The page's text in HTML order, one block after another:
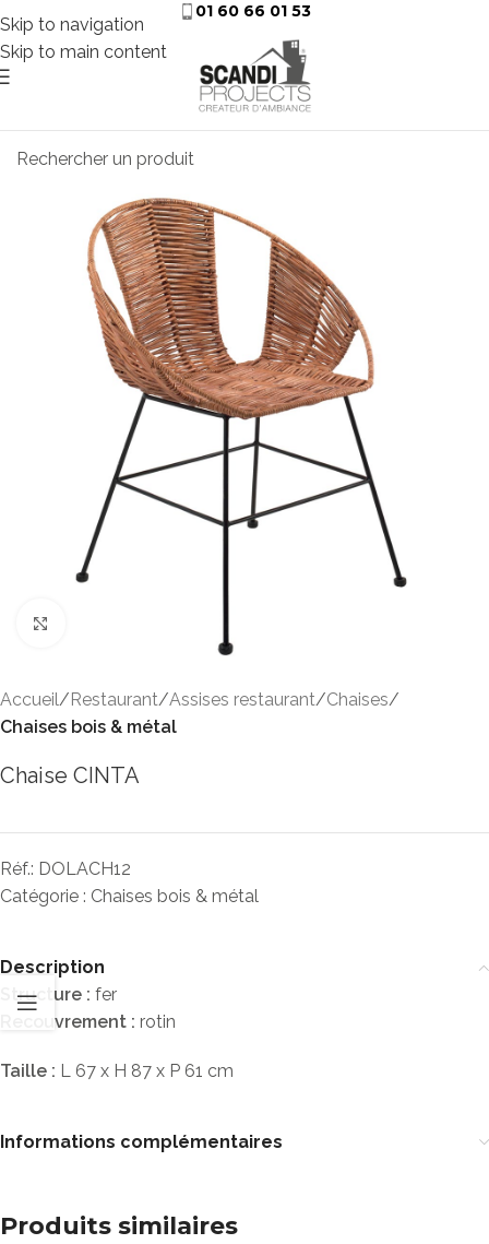
Skip to navigation
Skip to main content
01 60 66 01 53
Accueil Restaurant Assises restaurant Chaises
Chaises bois & métal
Chaise CINTA
Réf.: DOLACH12
Catégorie : Chaises bois & métal
Description
Structure : fer
Recouvrement : rotin
Taille : L 67 x H 87 x P 61 cm
Informations complémentaires
Produits similaires